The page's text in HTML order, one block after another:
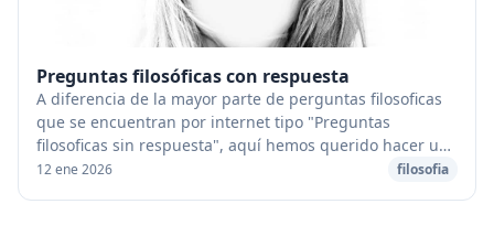
Preguntas filosóficas con respuesta
A diferencia de la mayor parte de perguntas filosoficas
que se encuentran por internet tipo "Preguntas
filosoficas sin respuesta", aquí hemos querido hacer una
selección de preguntas filosóficas con r...
12 ene 2026 filosofia